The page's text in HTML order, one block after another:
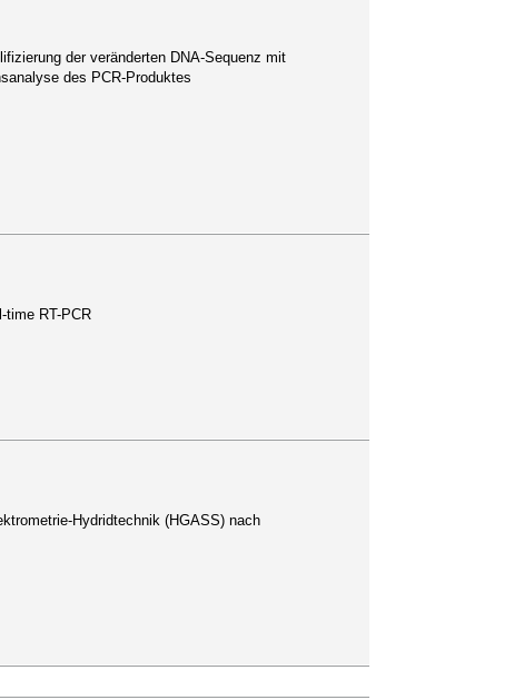
der veränderten DNA-Sequenz mit
des PCR-Produktes
time RT-PCR
Hydridtechnik (HGASS) nach